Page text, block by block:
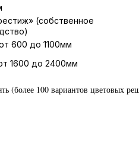
(собственное
600 до 1100мм
1600 до 2400мм
(более 100 вариантов цветовых